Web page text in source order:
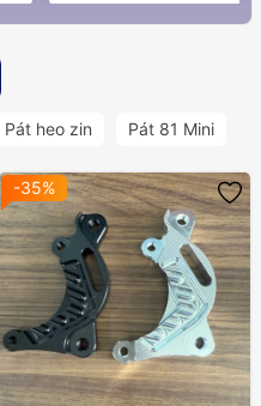
Pát heo zin Pát 81 Mini
-35%